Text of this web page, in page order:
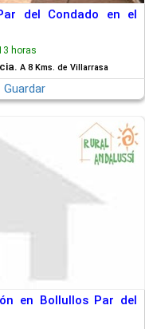
del Condado en el
horas
A 8 Kms. de Villarrasa
Guardar
en Bollullos Par del